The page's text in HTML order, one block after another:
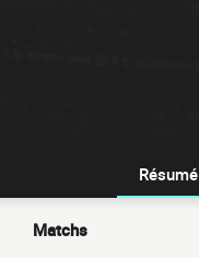
Résumé
Matchs